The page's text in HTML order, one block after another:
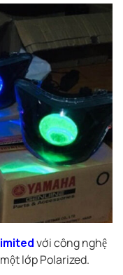
với công nghệ
lớp Polarized.